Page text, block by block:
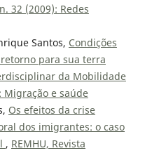
32 (2009): Redes
Santos, Condições
para sua terra
da Mobilidade
Migração e saúde
Os efeitos da crise
dos imigrantes: o caso
, REMHU, Revista